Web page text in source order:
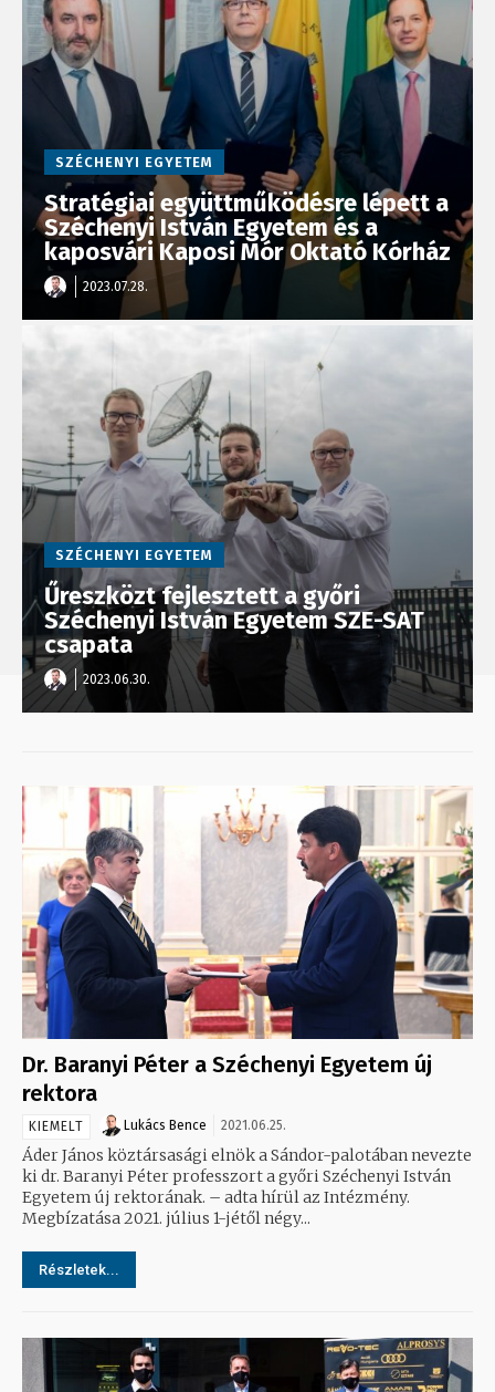
SZÉCHENYI EGYETEM
Stratégiai együttműködésre lépett a
Széchenyi István Egyetem és a
kaposvári Kaposi Mór Oktató Kórház
2023.07.28.
SZÉCHENYI EGYETEM
Űreszközt fejlesztett a győri
Széchenyi István Egyetem SZE-SAT
csapata
2023.06.30.
Dr. Baranyi Péter a Széchenyi Egyetem új
rektora
KIEMELT Lukács Bence 2021.06.25.
Áder János köztársasági elnök a Sándor-palotában nevezte
ki dr. Baranyi Péter professzort a győri Széchenyi István
Egyetem új rektorának. – adta hírül az Intézmény.
Megbízatása 2021. július 1-jétől négy...
Részletek...